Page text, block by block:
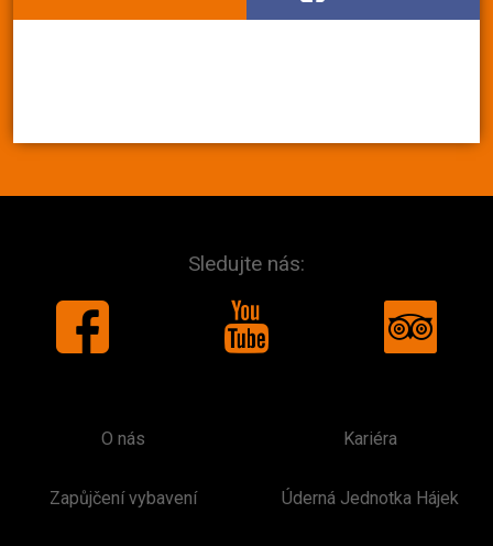
Sledujte nás:
O nás
Zapůjčení vybavení
Kariéra
Úderná Jednotka Hájek